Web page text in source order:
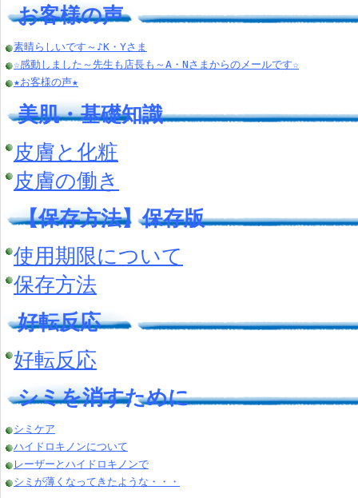
お客様の声
素晴らしいです～♪K・Yさま
☆感動しました～先生も店長も～A・Nさまからのメールです☆
★お客様の声★
美肌・基礎知識
皮膚と化粧
皮膚の働き
【保存方法】保存版
使用期限について
保存方法
好転反応
好転反応
シミを消すために
シミケア
ハイドロキノンについて
レーザーとハイドロキノンで
シミが薄くなってきたような・・・